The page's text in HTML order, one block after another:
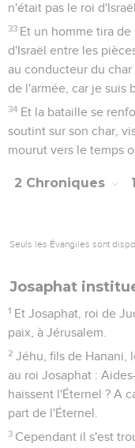
n'était pas le roi
33 Et un homme tira
d'Israël entre les
au conducteur du
de l'armée, car je suis
34 Et la bataille se
soutint sur son char,
mourut vers le temps
2 Chroniques
Seuls les Évangiles sont
Josaphat
1 Et Josaphat, roi de
paix, à Jérusalem.
2 Jéhu, fils de Hanani,
au roi Josaphat :
haïssent l'Éternel ? A
part de l'Éternel.
3 Cependant il s'est